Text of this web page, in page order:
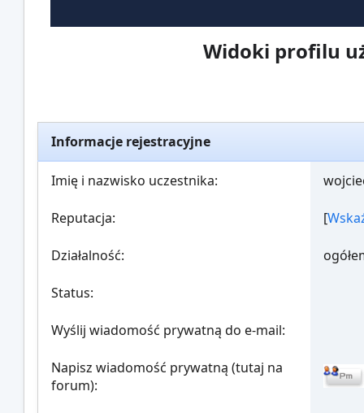
Widoki profilu
Informacje rejestracyjne
Imię i nazwisko uczestnika:
Reputacja: [
Działalność:
Status:
Wyślij wiadomość prywatną do e-mail:
Napisz wiadomość prywatną (tutaj na
forum):